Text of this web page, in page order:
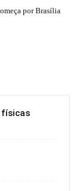
por Brasília
físicas